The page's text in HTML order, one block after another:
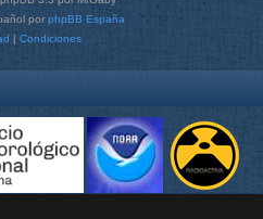
por phpBB España
| Condiciones